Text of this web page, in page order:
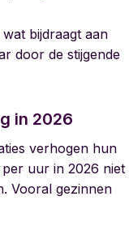
bijdraagt aan
door de stijgende
in 2026
verhogen hun
uur in 2026 niet
Vooral gezinnen